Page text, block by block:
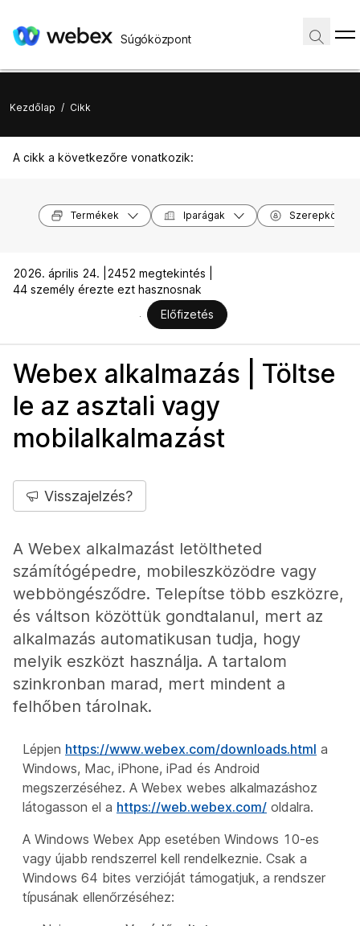
Súgóközpont
Kezdőlap / Cikk
A cikk a következőre vonatkozik:
Termékek Iparágak Szerepkörök
2026. április 24. |
2452 megtekintés |
44 személy érezte ezt hasznosnak
Előfizetés
Webex alkalmazás | Töltse
le az asztali vagy
mobilalkalmazást
Visszajelzés?
A Webex alkalmazást letöltheted
számítógépedre, mobileszközödre vagy
webböngésződre. Telepítse több eszközre,
és váltson közöttük gondtalanul, mert az
alkalmazás automatikusan tudja, hogy
melyik eszközt használja. A tartalom
szinkronban marad, mert mindent a
felhőben tárolnak.
Lépjen https://www.webex.com/downloads.html a
Windows, Mac, iPhone, iPad és Android
megszerzéséhez. A Webex webes alkalmazáshoz
látogasson el a https://web.webex.com/ oldalra.
A Windows Webex App esetében Windows 10-es
vagy újabb rendszerrel kell rendelkeznie. Csak a
Windows 64 bites verzióját támogatjuk, a rendszer
típusának ellenőrzéséhez: